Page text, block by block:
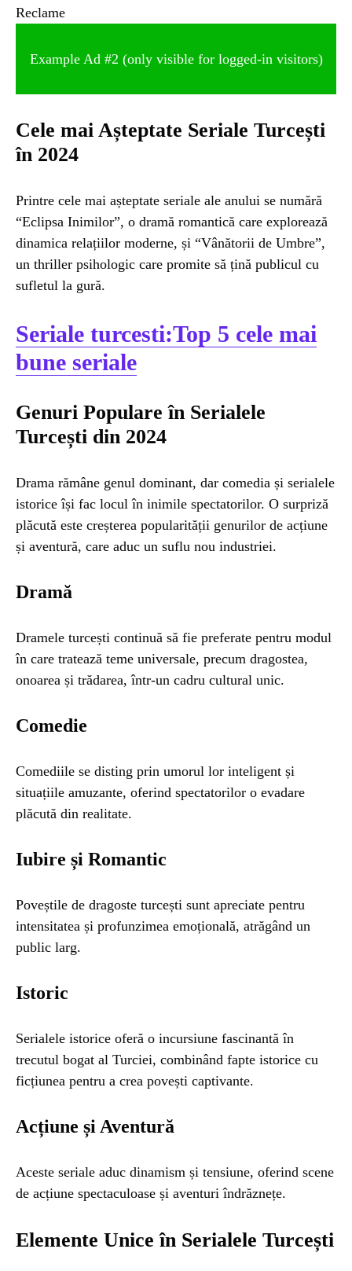
Reclame
Example Ad #2 (only visible for logged-in visitors)
Cele mai Așteptate Seriale Turcești
în 2024
Printre cele mai așteptate seriale ale anului se numără
“Eclipsa Inimilor”, o dramă romantică care explorează
dinamica relațiilor moderne, și “Vânătorii de Umbre”,
un thriller psihologic care promite să țină publicul cu
sufletul la gură.
Seriale turcesti:Top 5 cele mai
bune seriale
Genuri Populare în Serialele
Turcești din 2024
Drama rămâne genul dominant, dar comedia și serialele
istorice își fac locul în inimile spectatorilor. O surpriză
plăcută este creșterea popularității genurilor de acțiune
și aventură, care aduc un suflu nou industriei.
Dramă
Dramele turcești continuă să fie preferate pentru modul
în care tratează teme universale, precum dragostea,
onoarea și trădarea, într-un cadru cultural unic.
Comedie
Comediile se disting prin umorul lor inteligent și
situațiile amuzante, oferind spectatorilor o evadare
plăcută din realitate.
Iubire și Romantic
Poveștile de dragoste turcești sunt apreciate pentru
intensitatea și profunzimea emoțională, atrăgând un
public larg.
Istoric
Serialele istorice oferă o incursiune fascinantă în
trecutul bogat al Turciei, combinând fapte istorice cu
ficțiunea pentru a crea povești captivante.
Acțiune și Aventură
Aceste seriale aduc dinamism și tensiune, oferind scene
de acțiune spectaculoase și aventuri îndrăznețe.
Elemente Unice în Serialele Turcești